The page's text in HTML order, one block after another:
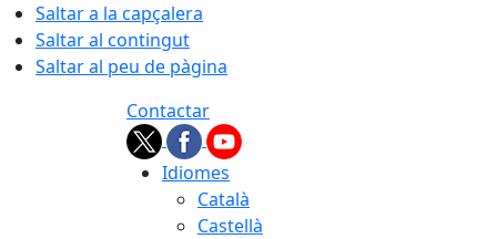
Saltar a la capçalera
Saltar al contingut
Saltar al peu de pàgina
Contactar
Idiomes
Català
Castellà